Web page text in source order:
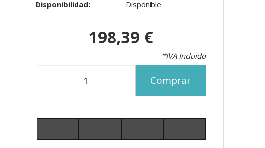
Disponibilidad:
Disponible
198,39 €
*IVA Incluido
Comprar